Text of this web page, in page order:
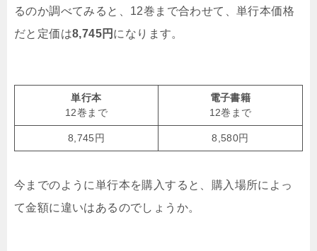
るのか調べてみると、12巻まで合わせて、単行本価格
だと定価は8,745円 になります。
単行本
12巻まで
電子書籍
12巻まで
8,745円 8,580円
今までのように単行本を購入すると、購入場所によっ
て金額に違いはあるのでしょうか。